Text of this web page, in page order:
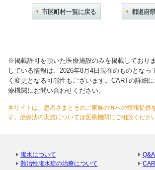
市区町村一覧に戻る 都道府
※掲載許可を頂いた医療施設のみを掲載しており
している情報は、2026年8月4日現在のものとなっ
く変更となる可能性もございます。CARTの詳細
療機関にお問い合わせください。
本サイトは、患者さまとそのご家族の方への情報提供
す。治療法の実施については医療機関にご相談ください
腹水について
難治性腹水症の治療について
Q&A